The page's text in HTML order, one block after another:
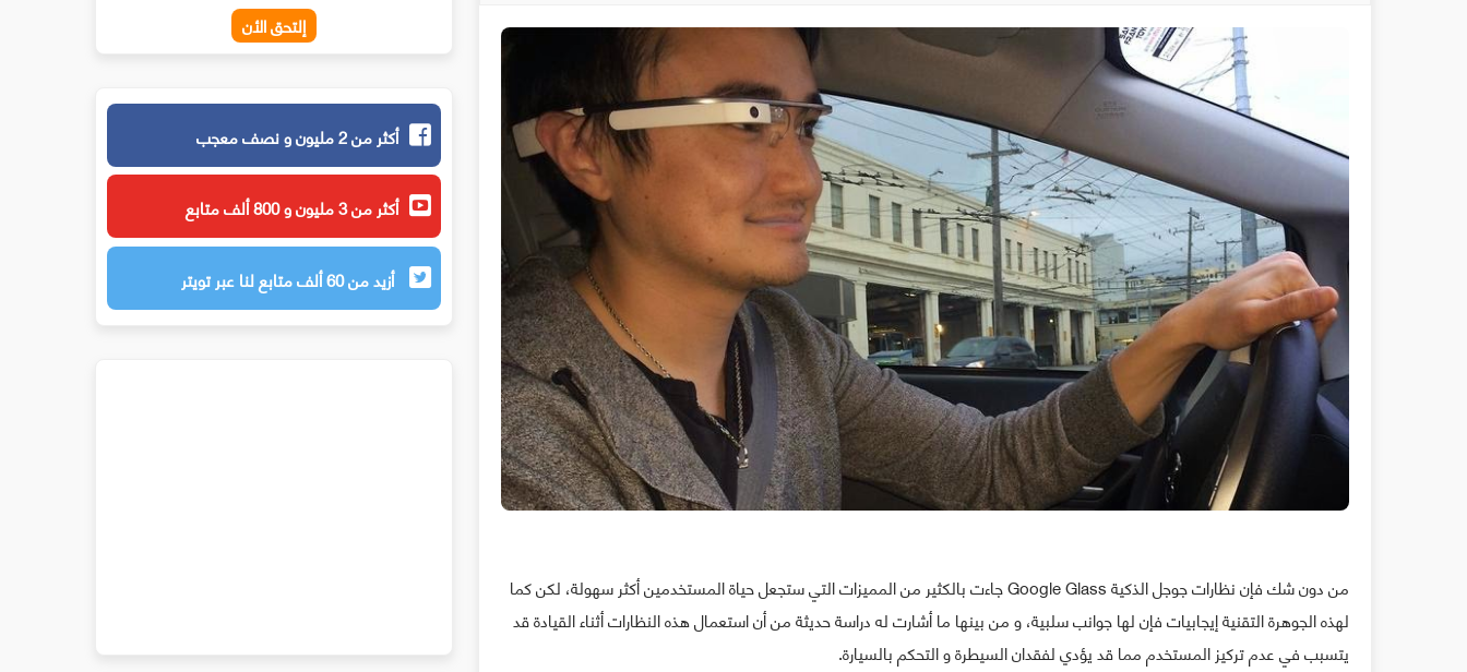
من دون شك فإن نظارات جوجل الذكية Google Glass جاءت بالكثير من المميزات التي ستجعل حياة المستخدمين أكثر سهولة، لكن كما
لهذه الجوهرة التقنية إيجابيات فإن لها جوانب سلبية، و من بينها ما أشارت له دراسة حديثة من أن استعمال هذه النظارات أثناء القيادة قد
يتسبب في عدم تركيز المستخدم مما قد يؤدي لفقدان السيطرة و التحكم بالسيارة.
إلتحق الأن
أكثر من 2 مليون و نصف معجب
أكثر من 3 مليون و 800 ألف متابع
أزيد من 60 ألف متابع لنا عبر تويتر